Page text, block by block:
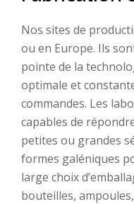
Nos sites de
ou en Europe. Ils
pointe de la
optimale et
commandes. Les
capables de
petites ou grandes
formes galéniques
large choix
bouteilles,